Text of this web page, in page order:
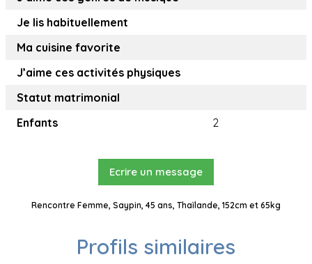
Je lis habituellement
Ma cuisine favorite
J’aime ces activités physiques
Statut matrimonial
Enfants
2
Ecrire un message
Rencontre Femme, Saypin, 45 ans, Thaïlande, 152cm et 65kg
Profils similaires